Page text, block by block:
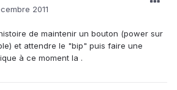
2011
de maintenir un bouton (power sur
et attendre le "bip" puis faire une
à ce moment la .